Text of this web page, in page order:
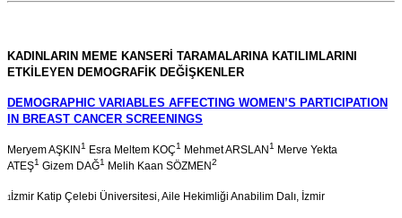
KADINLARIN MEME KANSERİ TARAMALARINA KATILIMLARINI
ETKİLEYEN DEMOGRAFİK DEĞİŞKENLER
DEMOGRAPHIC VARIABLES AFFECTING WOMEN’S PARTICIPATION
IN BREAST CANCER SCREENINGS
Meryem AŞKIN 1 Esra Meltem KOÇ1 Mehmet ARSLAN 1
Merve Yekta
ATEŞ1 Gizem DAĞ1 Melih Kaan SÖZMEN2
1 İzmir Katip Çelebi Üniversitesi, Aile Hekimliği Anabilim Dalı, İzmir